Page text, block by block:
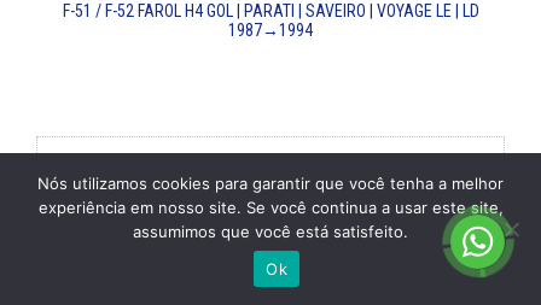
F-51 / F-52FAROL H4 GOL | PARATI | SAVEIRO | VOYAGE LE | LD
1987→1994
Nós utilizamos cookies para garantir que você tenha a melhor
experiência em nosso site. Se você continua a usar este site,
assumimos que você está satisfeito.
Ok